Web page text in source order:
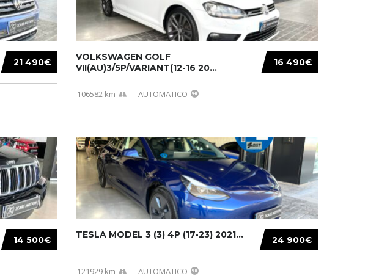
21 490€ 16 490€
VOLKSWAGEN GOLF
VII(AU)3/5P/VARIANT(12-16 20...
106582 km AUTOMATICO
14 500€ 24 900€
TESLA MODEL 3 (3) 4P (17-23) 2021...
121929 km AUTOMATICO